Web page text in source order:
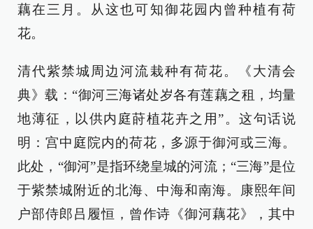
藕在三月。从这也可知御花园内曾种植有荷
花。
清代紫禁城周边河流栽种有荷花。《大清会
典》载：“御河三海诸处岁各有莲藕之租，均量
地薄征，以供内庭莳植花卉之用”。这句话说
明：宫中庭院内的荷花，多源于御河或三海。
此处，“御河”是指环绕皇城的河流；“三海”是位
于紫禁城附近的北海、中海和南海。康熙年间
户部侍郎吕履恒，曾作诗《御河藕花》，其中